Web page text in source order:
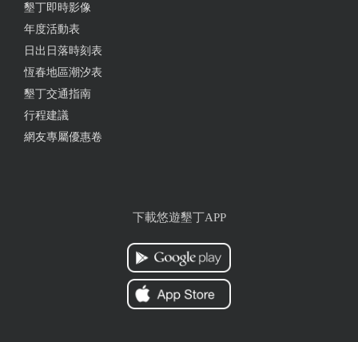
非常推薦瑪格麗特披薩 起司超多的 餅皮酥酥軟軟 非
常美味！ 奶酥餐包也很棒 烤的恰到好處！ 松露野菇
蔬菜燉飯和拿鐵也不錯 氛圍棒 CP值高 建議來恆春可
以試試這家餐廳
2024-07-24 03:11:47
非常特殊的一家咖啡廳 說起來是咖啡廳 但是非常像
dvd出租店 滿屋子的dvd非常壯觀 入店後 發現只有應
該是老闆娘跟老闆顧店 人員不足的情況下 現場發現
有其他顧客要點餐 找不到老闆娘（老闆娘去倒垃圾）
墾丁即時影像
年度活動表
日出日落時刻表
恆春地區潮汐表
墾丁交通指南
行程建議
網友專屬優惠卷
下載悠遊墾丁APP